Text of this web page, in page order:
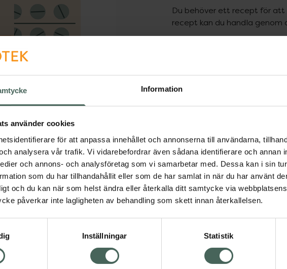
Information
använder cookies
för att anpassa innehållet och annonserna till användarna,
analysera vår trafik. Vi vidarebefordrar även sådana identifierare och annan
och annons- och analysföretag som vi samarbetar med. Dessa kan i sin
som du har tillhandahållit eller som de har samlat in när du har använt
och du kan när som helst ändra eller återkalla ditt samtycke via
påverkar inte lagligheten av behandling som skett innan återkallelsen.
Inställningar Statistik
Du behöver ett recept för att
recept kan du handla
Pris
Köp
Aktuella erbjudanden
användning.
Visa
Om